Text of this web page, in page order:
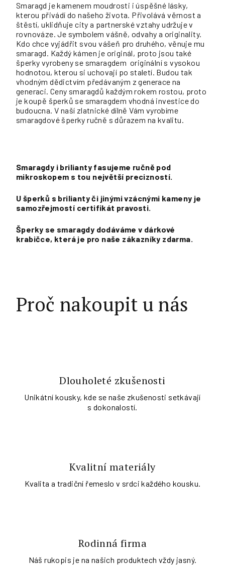
Smaragd je kamenem moudrosti i úspěšné lásky,
kterou přivádí do našeho života. Přivolává věrnost a
štěstí, uklidňuje city a partnerské vztahy udržuje v
rovnováze. Je symbolem vášně, odvahy a originality.
Kdo chce vyjádřit svou vášeň pro druhého, věnuje mu
smaragd. Každý kámen je originál, proto jsou také
šperky vyrobeny se smaragdem originální s vysokou
hodnotou, kterou si uchovají po staletí. Budou tak
vhodným dědictvím předávaným z generace na
generaci. Ceny smaragdů každým rokem rostou, proto
je koupě šperků se smaragdem vhodná investice do
budoucna. V naší zlatnické dílně Vám vyrobíme
smaragdové šperky ručně s důrazem na kvalitu.
Smaragdy i brilianty fasujeme ručně pod
mikroskopem s tou největší precizností.
U šperků s brilianty či jinými vzácnými kameny je
samozřejmostí certifikát pravosti.
Šperky se smaragdy dodáváme v dárkové
krabičce, která je pro naše zákazníky zdarma.
Proč nakoupit u nás
Dlouholeté zkušenosti
Unikátní kousky, kde se naše zkušenosti setkávají
s dokonalostí.
Kvalitní materiály
Kvalita a tradiční řemeslo v srdci každého kousku.
Rodinná firma
Náš rukopis je na našich produktech vždy jasný.